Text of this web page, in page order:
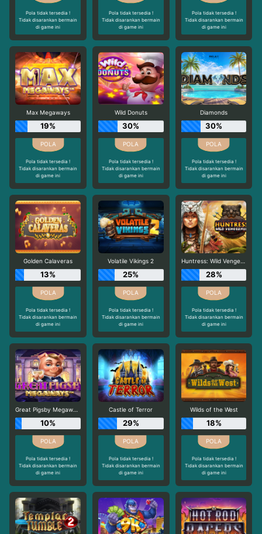
Pola tidak tersedia !
Tidak disarankan bermain
di game ini
Pola tidak tersedia !
Tidak disarankan bermain
di game ini
Pola tidak tersedia !
Tidak disarankan bermain
di game ini
Max Megaways
19%
Pola tidak tersedia !
Tidak disarankan bermain
di game ini
Wild Donuts
30%
Pola tidak tersedia !
Tidak disarankan bermain
di game ini
Diamonds
30%
Pola tidak tersedia !
Tidak disarankan bermain
di game ini
Golden Calaveras
13%
Pola tidak tersedia !
Tidak disarankan bermain
di game ini
Volatile Vikings 2
25%
Pola tidak tersedia !
Tidak disarankan bermain
di game ini
Huntress: Wild Vengeance
28%
Pola tidak tersedia !
Tidak disarankan bermain
di game ini
Great Pigsby Megaways
10%
Pola tidak tersedia !
Tidak disarankan bermain
di game ini
Castle of Terror
29%
Pola tidak tersedia !
Tidak disarankan bermain
di game ini
Wilds of the West
18%
Pola tidak tersedia !
Tidak disarankan bermain
di game ini